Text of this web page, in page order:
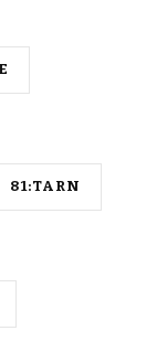
81:TARN